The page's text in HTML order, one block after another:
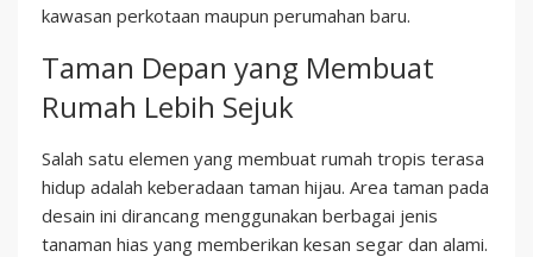
kawasan perkotaan maupun perumahan baru.
Taman Depan yang Membuat
Rumah Lebih Sejuk
Salah satu elemen yang membuat rumah tropis terasa
hidup adalah keberadaan taman hijau. Area taman pada
desain ini dirancang menggunakan berbagai jenis
tanaman hias yang memberikan kesan segar dan alami.